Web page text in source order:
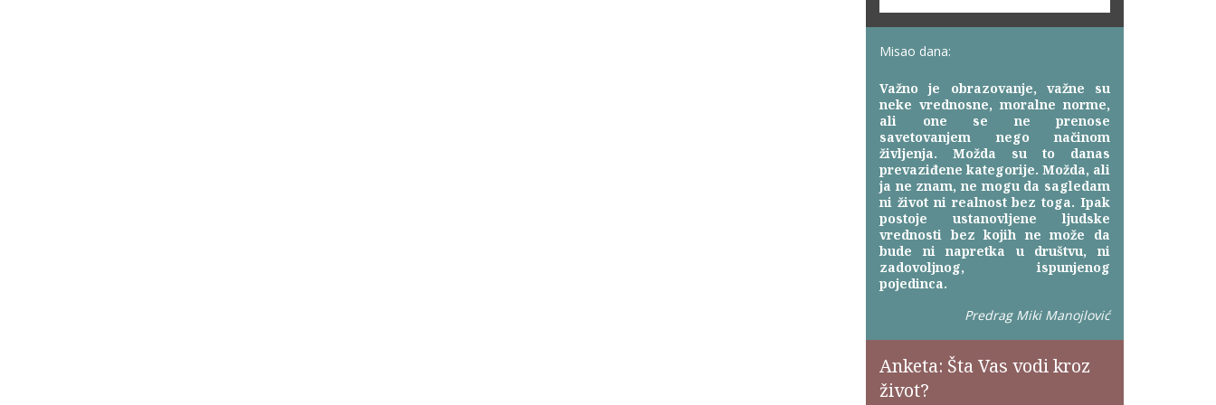
Misao dana:
Važno je obrazovanje, važne su
neke vrednosne, moralne norme,
ali one se ne prenose
savetovanjem nego načinom
življenja. Možda su to danas
prevaziđene kategorije. Možda, ali
ja ne znam, ne mogu da sagledam
ni život ni realnost bez toga. Ipak
postoje ustanovljene ljudske
vrednosti bez kojih ne može da
bude ni napretka u društvu, ni
zadovoljnog, ispunjenog
pojedinca.
Predrag Miki Manojlović
Anketa: Šta Vas vodi kroz
život?